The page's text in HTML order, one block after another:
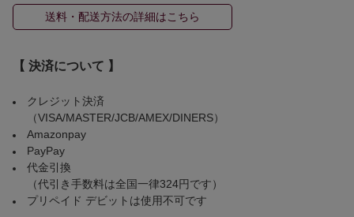
送料・配送方法の詳細はこちら
【 決済について 】
クレジット決済
（VISA/MASTER/JCB/AMEX/DINERS）
Amazonpay
PayPay
代金引換
（代引き手数料は全国一律324円です）
プリペイド デビットは使用不可です